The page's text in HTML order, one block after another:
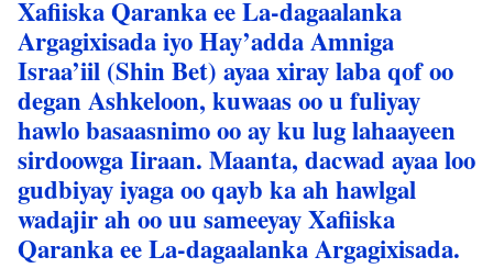
Xafiiska Qaranka ee La-dagaalanka
Argagixisada iyo Hay’adda Amniga
Israa’iil (Shin Bet) ayaa xiray laba qof oo
degan Ashkeloon, kuwaas oo u fuliyay
hawlo basaasnimo oo ay ku lug lahaayeen
sirdoowga Iiraan. Maanta, dacwad ayaa loo
gudbiyay iyaga oo qayb ka ah hawlgal
wadajir ah oo uu sameeyay Xafiiska
Qaranka ee La-dagaalanka Argagixisada.